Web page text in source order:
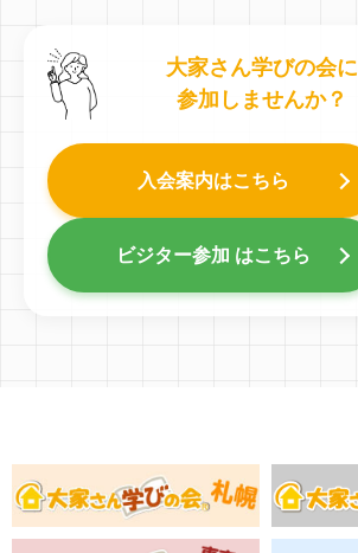
大家さん学びの会に
参加しませんか？
入会案内はこちら
ビジター参加 はこちら